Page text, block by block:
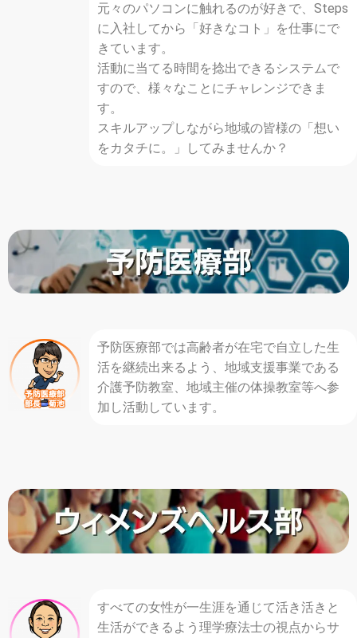
元々のパソコンに触れるのが好きで、Steps
に入社してから「好きなコト」を仕事にで
きています。
活動に当てる時間を捻出できるシステムで
すので、様々なことにチャレンジできま
す。
スキルアップしながら地域の皆様の「想い
をカタチに。」してみませんか？
予防医療部では高齢者が在宅で自立した生
活を継続出来るよう、地域支援事業である
介護予防教室、地域主催の体操教室等へ参
加し活動しています。
すべての女性が一生涯を通じて活き活きと
生活ができるよう理学療法士の視点からサ